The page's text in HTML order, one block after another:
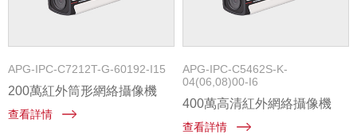
APG-IPC-C7212T-G-60192-I15
200萬紅外筒形網絡攝像機
查看詳情
APG-IPC-C5462S-K-
04(06,08)00-I6
400萬高清紅外網絡攝像機
查看詳情